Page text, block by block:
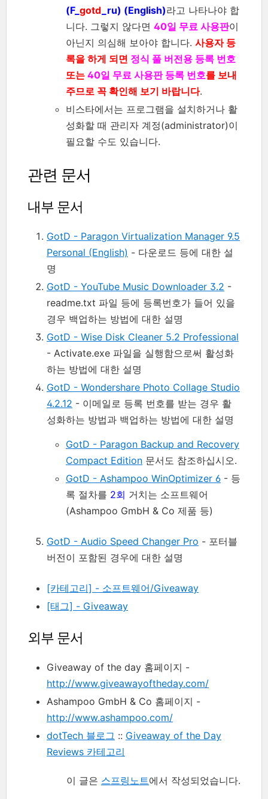
(F_ gotd _ru) (English)라고 나타나야 합
니다. 그렇지 않다면 40일 무료 사용판이
아닌지 의심해 보아야 합니다. 사용자 등
록을 하게 되면 정식 풀 버전용 등록 번호
또는 40일 무료 사용판 등록 번호를 보내
주므로 꼭 확인해 보기 바랍니다.
비스타에서는 프로그램을 설치하거나 활
성화할 때 관리자 계정(administrator)이
필요할 수도 있습니다.
관련 문서
내부 문서
GotD - Paragon Virtualization Manager 9.5
Personal (English) - 다운로드 등에 대한 설
명
GotD - YouTube Music Downloader 3.2 -
readme.txt 파일 등에 등록번호가 들어 있을
경우 백업하는 방법에 대한 설명
GotD - Wise Disk Cleaner 5.2 Professional
- Activate.exe 파일을 실행함으로써 활성화
하는 방법에 대한 설명
GotD - Wondershare Photo Collage Studio
4.2.12 - 이메일로 등록 번호를 받는 경우 활
성화하는 방법과 백업하는 방법에 대한 설명
GotD - Paragon Backup and Recovery
Compact Edition 문서도 참조하십시오.
GotD - Ashampoo WinOptimizer 6 - 등
록 절차를 2회 거치는 소프트웨어
(Ashampoo GmbH & Co 제품 등)
GotD - Audio Speed Changer Pro - 포터블
버전이 포함된 경우에 대한 설명
[카테고리] - 소프트웨어/Giveaway
[태그] - Giveaway
외부 문서
Giveaway of the day 홈페이지 -
http://www.giveawayoftheday.com/
Ashampoo GmbH & Co 홈페이지 -
http://www.ashampoo.com/
dotTech 블로그 :: Giveaway of the Day
Reviews 카테고리
이 글은 스프링노트에서 작성되었습니다.